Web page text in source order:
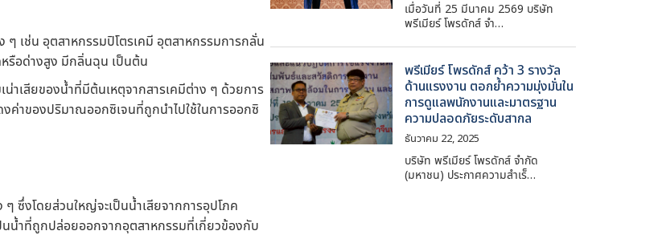
ๆ เช่น อุตสาหกรรมปิโตรเคมี อุตสาหกรรมการกลั่น
รือด่างสูง มีกลิ่นฉุน เป็นต้น
าเสียของน้ำที่มีต้นเหตุจากสารเคมีต่าง ๆ ด้วยการ
ค่าของปริมาณออกซิเจนที่ถูกนำไปใช้ในการออกซิ
ซึ่งโดยส่วนใหญ่จะเป็นน้ำเสียจากการอุปโภค
น้ำที่ถูกปล่อยออกจากอุตสาหกรรมที่เกี่ยวข้องกับ
เมื่อวันที่ 25 มีนาคม 2569 บริษัท
พรีเมียร์ โพรดักส์ จำ…
พรีเมียร์ โพรดักส์ คว้า 3 รางวัล
ด้านแรงงาน ตอกย้ำความมุ่งมั่นใน
การดูแลพนักงานและมาตรฐาน
ความปลอดภัยระดับสากล
ธันวาคม 22, 2025
บริษัท พรีเมียร์ โพรดักส์ จำกัด
(มหาชน) ประกาศความสำเร็…